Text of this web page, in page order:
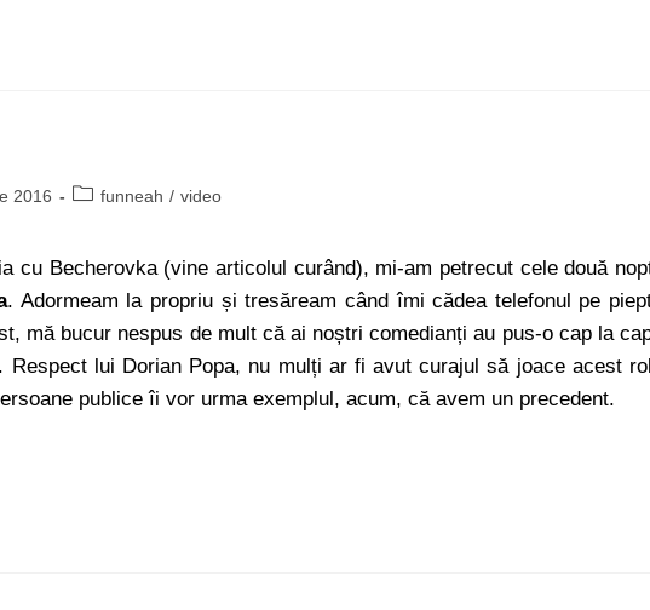
2016 funneah / video
cu Becherovka (vine articolul curând), mi-am petrecut cele două
. Adormeam la propriu și tresăream când îmi cădea telefonul pe
mă bucur nespus de mult că ai noștri comedianți au pus-o cap la
Respect lui Dorian Popa, nu mulți ar fi avut curajul să joace acest
publice îi vor urma exemplul, acum, că avem un precedent.